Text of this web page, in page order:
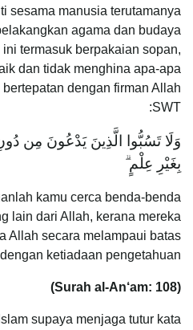
sesama manusia terutamanya
agama dan budaya
termasuk berpakaian sopan,
dan tidak menghina apa-apa
dengan firman Allah
SWT:
وَلَا تَسُبُّوا الَّذِينَ يَدْعُونَ مِن
بِغَيْرِ عِلْمٍ ۗ
kamu cerca benda-benda
lain dari Allah, kerana mereka
Allah secara melampaui batas
dengan ketiadaan pengetahuan…”
(Surah al-An‘am: 108)
supaya menjaga tutur kata